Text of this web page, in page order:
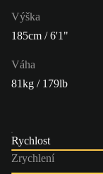
Výška
185cm / 6'1"
Váha
81kg / 179lb
Rychlost
Zrychlení